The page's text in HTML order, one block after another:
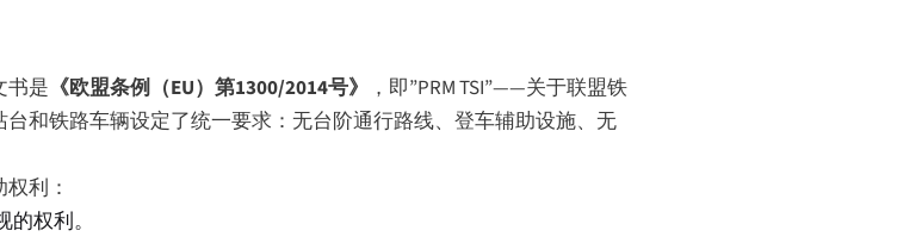
书是 《欧盟条例（EU）第1300/2014号》
，即”PRM TSI”——关于联盟铁
和铁路车辆设定了统一要求：无台阶通行路线、登车辅助设施、无
利：
权利。